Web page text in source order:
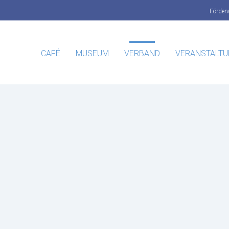
CAFÉ MUSEUM VERBAND